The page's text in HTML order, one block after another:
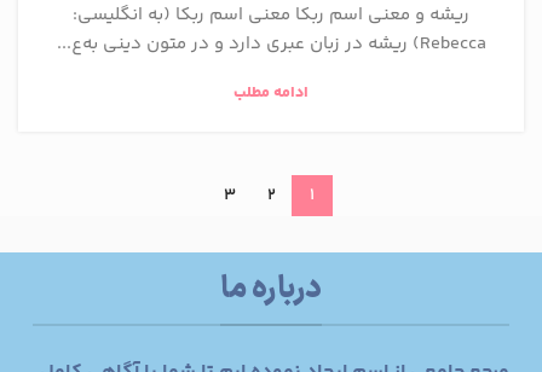
ریشه و معنی اسم ربکا معنی اسم ربکا (به انگلیسی:
Rebecca) ریشه در زبان عبری دارد و در متون دینی به‌ع...
ادامه مطلب
1
2
3
درباره ما